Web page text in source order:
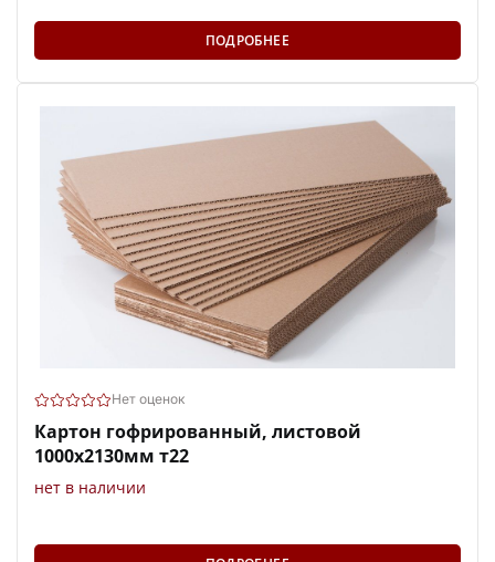
ПОДРОБНЕЕ
Нет оценок
Картон гофрированный, листовой
1000х2130мм т22
нет в наличии